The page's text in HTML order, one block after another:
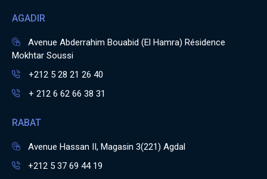
AGADIR
Avenue Abderrahim Bouabid (El Hamra) Résidence
Mokhtar Soussi
+212 5 28 21 26 40
+ 212 6 62 66 38 31
RABAT
Avenue Hassan II, Magasin 3(221) Agdal
+212 5 37 69 44 19